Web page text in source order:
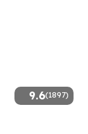
9.6(1897)